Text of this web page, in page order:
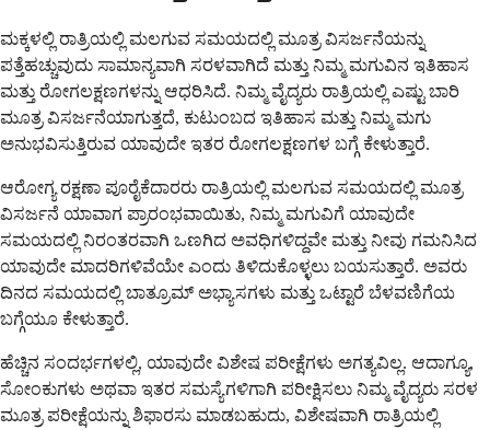
ಮಕ್ಕಳಲ್ಲಿ ರಾತ್ರಿಯಲ್ಲಿ ಮಲಗುವ ಸಮಯದಲ್ಲಿ ಮೂತ್ರ ವಿಸರ್ಜನೆಯನ್ನು
ಪತ್ತೆಹಚ್ಚುವುದು ಸಾಮಾನ್ಯವಾಗಿ ಸರಳವಾಗಿದೆ ಮತ್ತು ನಿಮ್ಮ ಮಗುವಿನ ಇತಿಹಾಸ
ಮತ್ತು ರೋಗಲಕ್ಷಣಗಳನ್ನು ಆಧರಿಸಿದೆ. ನಿಮ್ಮ ವೈದ್ಯರು ರಾತ್ರಿಯಲ್ಲಿ ಎಷ್ಟು ಬಾರಿ
ಮೂತ್ರ ವಿಸರ್ಜನೆಯಾಗುತ್ತದೆ, ಕುಟುಂಬದ ಇತಿಹಾಸ ಮತ್ತು ನಿಮ್ಮ ಮಗು
ಅನುಭವಿಸುತ್ತಿರುವ ಯಾವುದೇ ಇತರ ರೋಗಲಕ್ಷಣಗಳ ಬಗ್ಗೆ ಕೇಳುತ್ತಾರೆ.
ಆರೋಗ್ಯ ರಕ್ಷಣಾ ಪೂರೈಕೆದಾರರು ರಾತ್ರಿಯಲ್ಲಿ ಮಲಗುವ ಸಮಯದಲ್ಲಿ ಮೂತ್ರ
ವಿಸರ್ಜನೆ ಯಾವಾಗ ಪ್ರಾರಂಭವಾಯಿತು, ನಿಮ್ಮ ಮಗುವಿಗೆ ಯಾವುದೇ
ಸಮಯದಲ್ಲಿ ನಿರಂತರವಾಗಿ ಒಣಗಿದ ಅವಧಿಗಳಿದ್ದವೇ ಮತ್ತು ನೀವು ಗಮನಿಸಿದ
ಯಾವುದೇ ಮಾದರಿಗಳಿವೆಯೇ ಎಂದು ತಿಳಿದುಕೊಳ್ಳಲು ಬಯಸುತ್ತಾರೆ. ಅವರು
ದಿನದ ಸಮಯದಲ್ಲಿ ಬಾತ್ರೂಮ್ ಅಭ್ಯಾಸಗಳು ಮತ್ತು ಒಟ್ಟಾರೆ ಬೆಳವಣಿಗೆಯ
ಬಗ್ಗೆಯೂ ಕೇಳುತ್ತಾರೆ.
ಹೆಚ್ಚಿನ ಸಂದರ್ಭಗಳಲ್ಲಿ, ಯಾವುದೇ ವಿಶೇಷ ಪರೀಕ್ಷೆಗಳು ಅಗತ್ಯವಿಲ್ಲ. ಆದಾಗ್ಯೂ,
ಸೋಂಕುಗಳು ಅಥವಾ ಇತರ ಸಮಸ್ಯೆಗಳಿಗಾಗಿ ಪರೀಕ್ಷಿಸಲು ನಿಮ್ಮ ವೈದ್ಯರು ಸರಳ
ಮೂತ್ರ ಪರೀಕ್ಷೆಯನ್ನು ಶಿಫಾರಸು ಮಾಡಬಹುದು, ವಿಶೇಷವಾಗಿ ರಾತ್ರಿಯಲ್ಲಿ